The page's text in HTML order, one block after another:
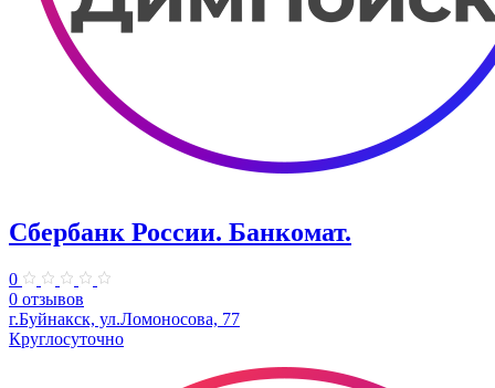
Сбербанк России. Банкомат.
0
0 отзывов
г.Буйнакск, ул.Ломоносова, 77
Круглосуточно